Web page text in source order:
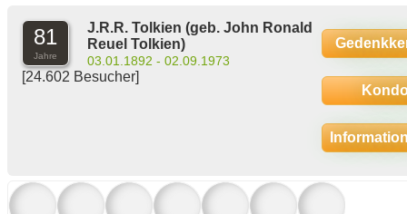
81
Jahre
J.R.R. Tolkien (geb. John Ronald
Reuel Tolkien)
03.01.1892 - 02.09.1973
[24.602 Besucher]